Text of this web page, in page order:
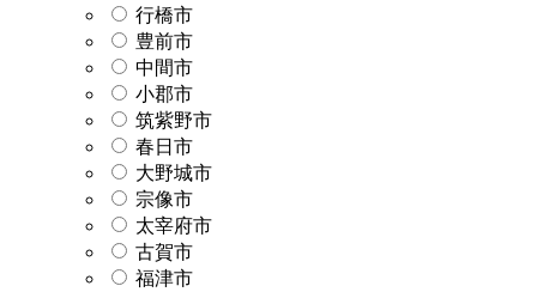
行橋市
豊前市
中間市
小郡市
筑紫野市
春日市
大野城市
宗像市
太宰府市
古賀市
福津市